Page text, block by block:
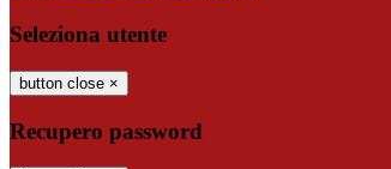
Seleziona utente
button close ×
Recupero password